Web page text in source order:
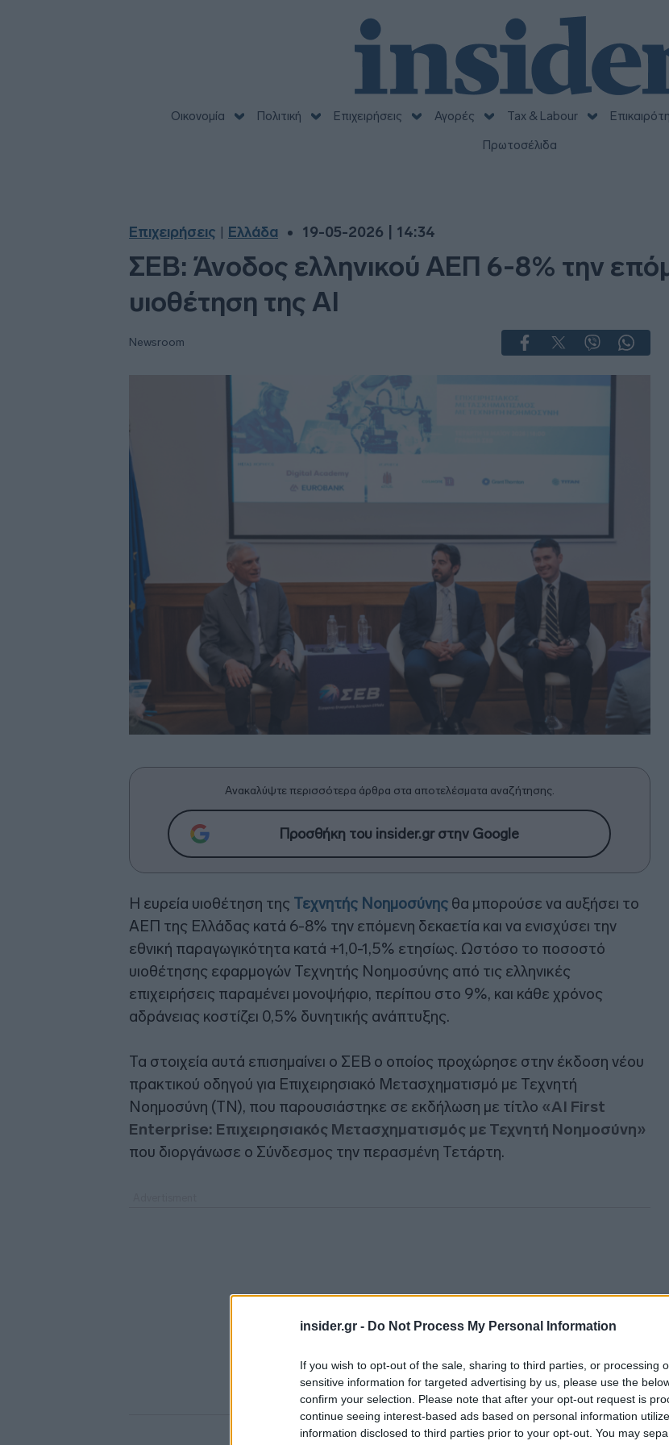
insider.gr - Do Not Process My Personal Information
If you wish to opt-out of the sale, sharing to third parties, or processing
sensitive information for targeted advertising by us, please use the
confirm your selection. Please note that after your opt-out request is
continue seeing interest-based ads based on personal information
information disclosed to third parties prior to your opt-out. You may
Οικονομία Πολιτική Επιχειρήσεις Αγορές Tax & Labour
Πρωτοσέλιδα
Επιχειρήσεις Ελλάδα 19-05-2026 | 14:34
ΣΕΒ: Άνοδος ελληνικού ΑΕΠ 6-8% την
υιοθέτηση της ΑΙ
Newsroom
Ανακαλύψτε περισσότερα άρθρα στα αποτελέσματα αναζήτησης.
Προσθήκη του insider.gr στην Google
Η ευρεία υιοθέτηση της Τεχνητής Νοημοσύνης θα μπορούσε να αυξήσει το
ΑΕΠ της Ελλάδας κατά 6-8% την επόμενη δεκαετία και να ενισχύσει την
εθνική παραγωγικότητα κατά +1,0-1,5% ετησίως. Ωστόσο το ποσοστό
υιοθέτησης εφαρμογών Τεχνητής Νοημοσύνης από τις ελληνικές
επιχειρήσεις παραμένει μονοψήφιο, περίπου στο 9%, και κάθε χρόνος
αδράνειας κοστίζει 0,5% δυνητικής ανάπτυξης.
Τα στοιχεία αυτά επισημαίνει ο ΣΕΒ ο οποίος προχώρησε στην έκδοση νέου
πρακτικού οδηγού για Επιχειρησιακό Μετασχηματισμό με Τεχνητή
Νοημοσύνη (ΤΝ), που παρουσιάστηκε σε εκδήλωση με τίτλο «AI First
Enterprise: Επιχειρησιακός Μετασχηματισμός με Τεχνητή Νοημοσύνη»
που διοργάνωσε ο Σύνδεσμος την περασμένη Τετάρτη.